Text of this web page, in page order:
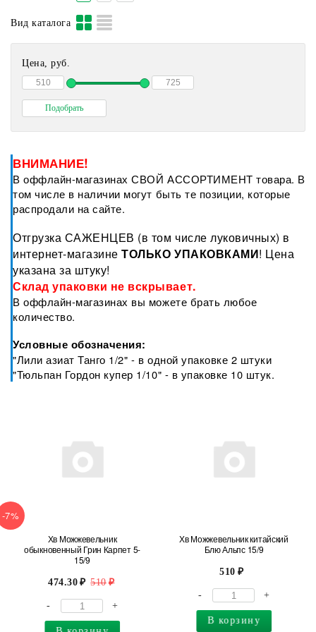
Вид каталога
Цена, руб.
ВНИМАНИЕ!
В оффлайн-магазинах СВОЙ АССОРТИМЕНТ товара. В
том числе в наличии могут быть те позиции, которые
распродали на сайте.
Отгрузка САЖЕНЦЕВ (в том числе луковичных) в
интернет-магазинеТОЛЬКО УПАКОВКАМИ! Цена
указана за штуку!
Склад упаковки не вскрывает.
В оффлайн-магазинах вы можете брать любое
количество.
Условные обозначения:
"Лили азиат Танго 1/2" - в одной упаковке 2 штуки
"Тюльпан Гордон купер 1/10" - в упаковке 10 штук.
-7%
Хв Можжевельник
обыкновенный Грин Карпет 5-
15/9
474.30 510
- +
Хв Можжевельник китайский
Блю Альпс 15/9
510
- +
В корзину